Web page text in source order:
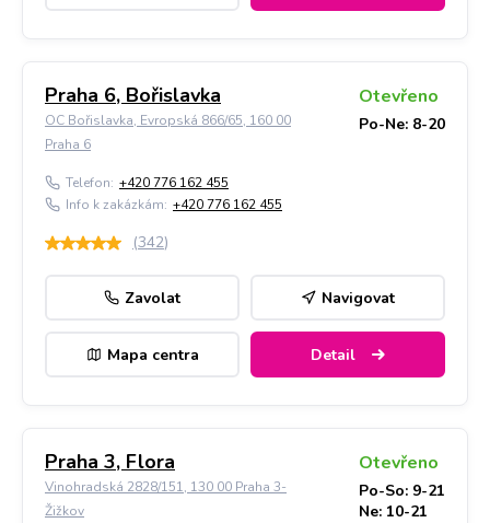
Praha 6, Bořislavka
OC Bořislavka, Evropská 866/65, 160 00
Praha 6
Otevřeno
Po-Ne: 8-20
Telefon: +420 776 162 455
Info k zakázkám: +420 776 162 455
(342)
Zavolat Navigovat
Mapa centra Detail
Praha 3, Flora
Vinohradská 2828/151, 130 00 Praha 3-
Žižkov
Otevřeno
Po-So: 9-21
Ne: 10-21